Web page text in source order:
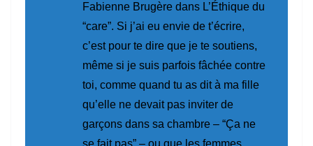
Fabienne Brugère dans L’Éthique du
“care”. Si j’ai eu envie de t’écrire,
c’est pour te dire que je te soutiens,
même si je suis parfois fâchée contre
toi, comme quand tu as dit à ma fille
qu’elle ne devait pas inviter de
garçons dans sa chambre – “Ça ne
se fait pas” – ou que les femmes